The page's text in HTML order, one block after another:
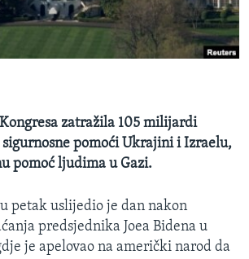
zatražila 105 milijardi
pomoći Ukrajini i Izraelu,
pomoć ljudima u Gazi.
petak uslijedio je dan nakon
predsjednika Joea Bidena u
je apelovao na američki narod da